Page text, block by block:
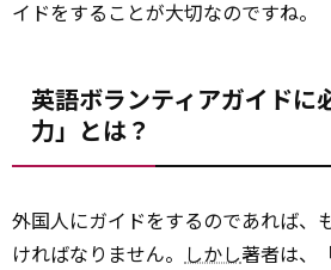
イドをすることが大切なのですね。
英語ボランティアガイドに
力」とは？
外国人にガイドをするのであれば、
ければなりません。 しかし著者は、